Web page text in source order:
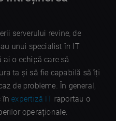
serverului revine, de
unui specialist în IT
ai o echipă care să
ta și să fie capabilă să îți
de probleme. În general,
înexpertiză IT raportau o
operaționale.